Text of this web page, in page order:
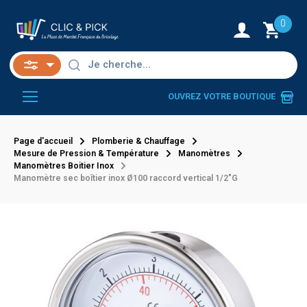
0
OUVREZ VOTRE BOUTIQUE
Page d'accueil
Plomberie & Chauffage
Mesure de Pression & Température
Manomètres
Manomètres Boitier Inox
Manomètre sec boîtier inox Ø100 raccord vertical 1/2"G